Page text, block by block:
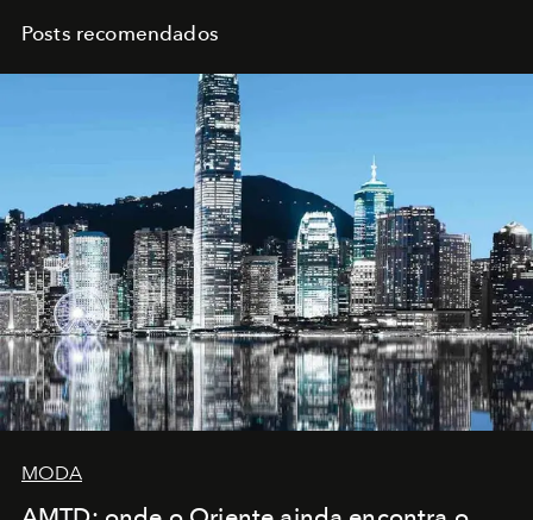
Posts recomendados
MODA